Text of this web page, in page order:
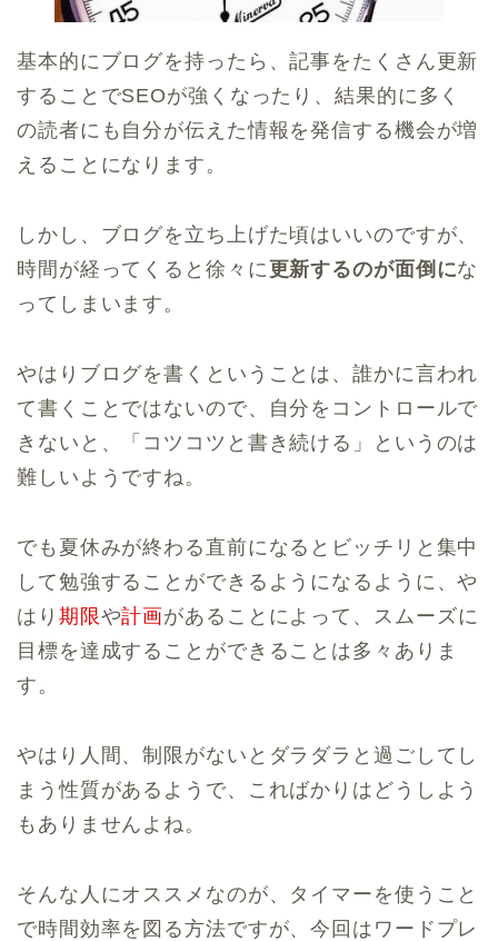
基本的にブログを持ったら、記事をたくさん更新
することでSEOが強くなったり、結果的に多く
の読者にも自分が伝えた情報を発信する機会が増
えることになります。
しかし、ブログを立ち上げた頃はいいのですが、
時間が経ってくると徐々に更新するのが面倒にな
ってしまいます。
やはりブログを書くということは、誰かに言われ
て書くことではないので、自分をコントロールで
きないと、「コツコツと書き続ける」というのは
難しいようですね。
でも夏休みが終わる直前になるとビッチリと集中
して勉強することができるようになるように、や
はり 期限や計画があることによって、スムーズに
目標を達成することができることは多々ありま
す。
やはり人間、制限がないとダラダラと過ごしてし
まう性質があるようで、こればかりはどうしよう
もありませんよね。
そんな人にオススメなのが、タイマーを使うこと
で時間効率を図る方法ですが、今回はワードプレ